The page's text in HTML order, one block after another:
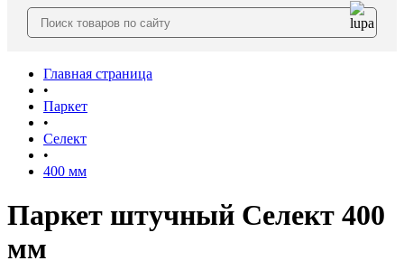
Главная страница
•
Паркет
•
Селект
•
400 мм
Паркет штучный Селект 400
мм